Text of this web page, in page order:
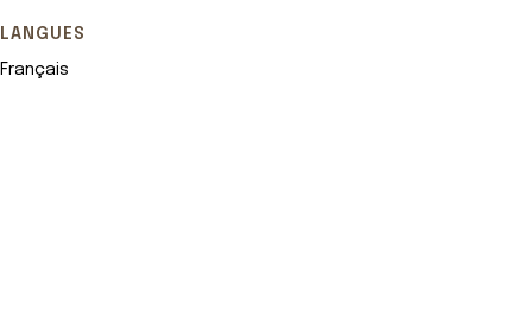
LANGUES
Français